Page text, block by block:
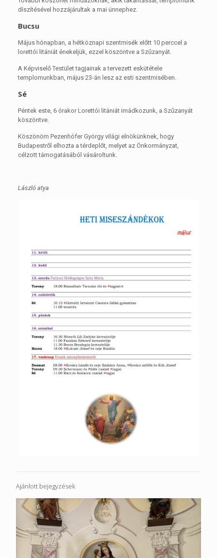
díszítésével hozzájárultak a mai ünnephez.
Bucsu
Május hónapban, a hétköznapi szentmisék előtt 10 perccel a
lorettói litániát énekeljük, ezzel köszöntve a Szűzanyát.
A Képviselő Testület tagjainak a tervezett eskütétele
templomunkban, május 23-án lesz az esti szentmisében.
Sé
Péntek este, 6 órakor Lorettói litániát imádkozunk, a Szűzanyát
köszöntve.
Köszönöm Pezenhófer György világi elnökünknek, hogy
Budapestről elhozta a térdeplőt, melyet az Önkormányzat,
célzott támogatásából vásároltunk.
László atya
Ajánlott bejegyzések